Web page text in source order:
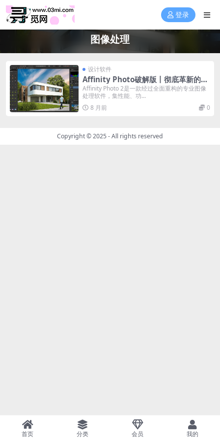
登录
图像处理
设计软件
Affinity Photo破解版丨彻底革新的专
业图像处理软件
Affinity Photo 2是一款经过全面重构的专业图像
处理软件，集性能、功...
8 月前
0
Copyright © 2025 - All rights reserved
首页 分类 会员 我的